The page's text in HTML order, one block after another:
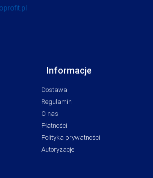
Informacje
Dostawa
Regulamin
O nas
Płatności
Polityka prywatności
Autoryzacje